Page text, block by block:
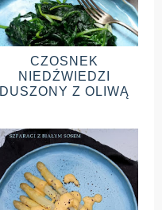
CZOSNEK
NIEDŹWIEDZI
DUSZONY Z OLIWĄ